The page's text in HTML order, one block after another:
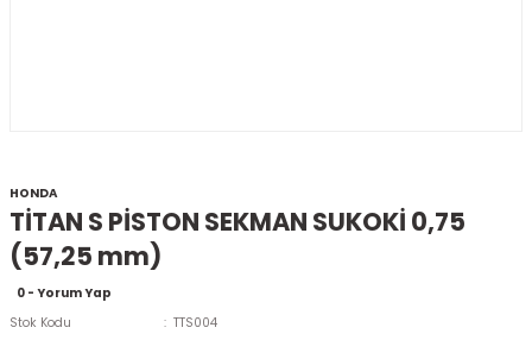
HONDA
TİTAN S PİSTON SEKMAN SUKOKİ 0,75
(57,25 mm)
0 - Yorum Yap
Stok Kodu
TTS004